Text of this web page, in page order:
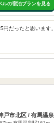
ルの宿泊プランを見る
円だったと思います。
戸市北区 / 有馬温泉